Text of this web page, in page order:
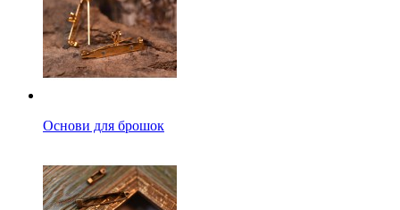
Основи для брошок